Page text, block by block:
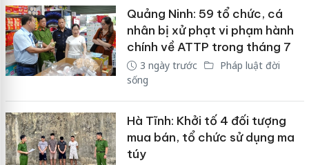
Quảng Ninh: 59 tổ chức, cá
nhân bị xử phạt vi phạm hành
chính về ATTP trong tháng 7
3 ngày trước
Pháp luật đời
sống
Hà Tĩnh: Khởi tố 4 đối tượng
mua bán, tổ chức sử dụng ma
túy